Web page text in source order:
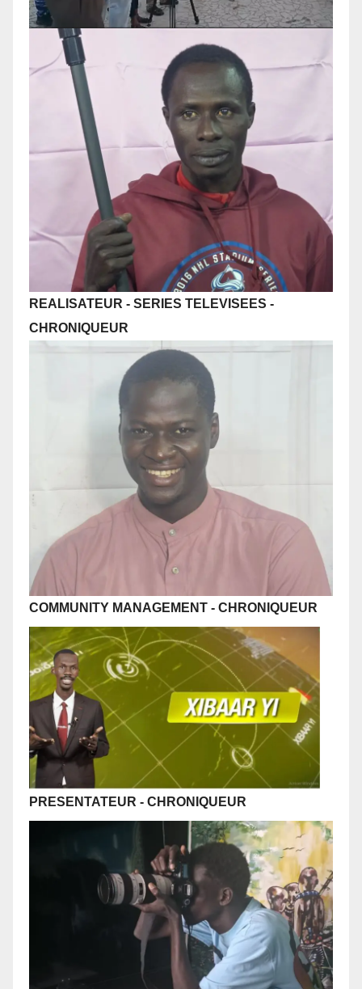
REALISATEUR - SERIES TELEVISEES -
CHRONIQUEUR
COMMUNITY MANAGEMENT - CHRONIQUEUR
PRESENTATEUR - CHRONIQUEUR